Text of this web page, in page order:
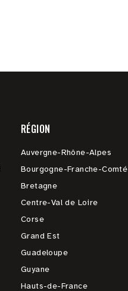
RÉGION
Auvergne-Rhône-Alpes
Bourgogne-Franche-Comté
Bretagne
Centre-Val de Loire
Corse
Grand Est
Guadeloupe
Guyane
Hauts-de-France